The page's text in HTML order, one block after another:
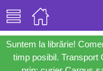
Suntem la librărie!
timp posibil. Transport